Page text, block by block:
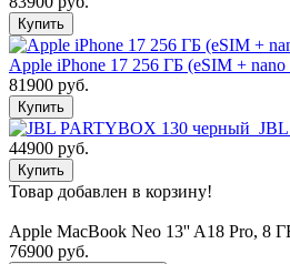
Купить
Apple iPhone 17 256 ГБ (eSIM +
81900 руб.
Купить
44900 руб.
Купить
Товар добавлен в корзину!
Apple MacBook Neo 13'' A18 Pro, 8
76900 руб.